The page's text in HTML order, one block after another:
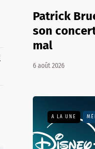
Patrick
son
mal
6 août 2026
A LA UNE